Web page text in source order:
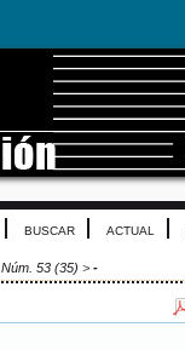
BUSCAR ACTUAL
Núm. 53 (35) > -